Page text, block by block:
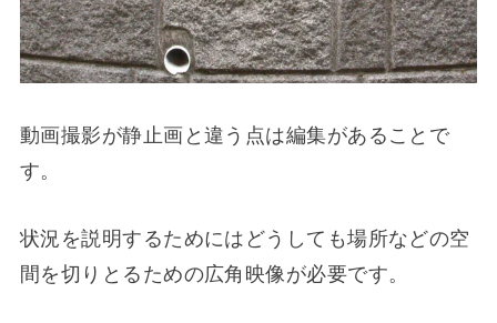
動画撮影が静止画と違う点は編集があることで
す。
状況を説明するためにはどうしても場所などの空
間を切りとるための広角映像が必要です。